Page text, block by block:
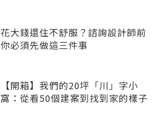
花大錢還住不舒服？諮詢設計師前
你必須先做這三件事
【開箱】我們的20坪「川」字小
窩：從看50個建案到找到家的樣子